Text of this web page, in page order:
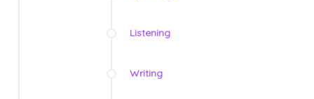
Listening
Writing